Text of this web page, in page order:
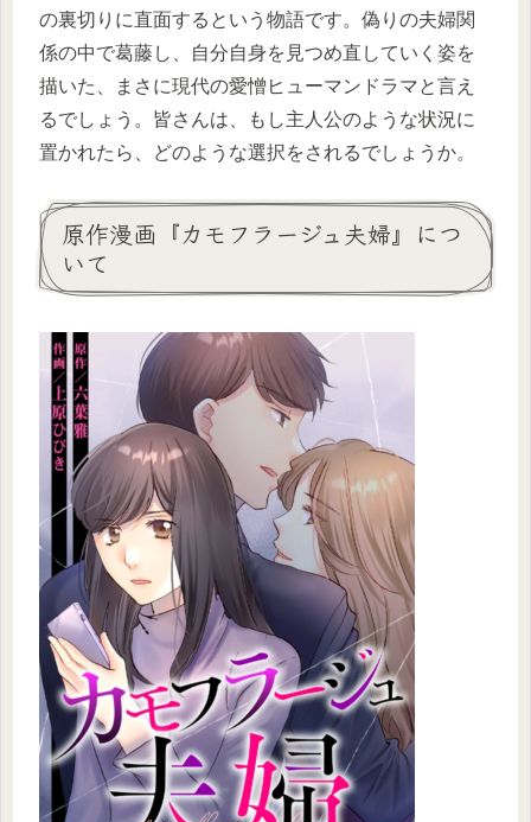
の裏切りに直面するという物語です。偽りの夫婦関
係の中で葛藤し、自分自身を見つめ直していく姿を
描いた、まさに現代の愛憎ヒューマンドラマと言え
るでしょう。皆さんは、もし主人公のような状況に
置かれたら、どのような選択をされるでしょうか。
原作漫画『カモフラージュ夫婦』につ
いて